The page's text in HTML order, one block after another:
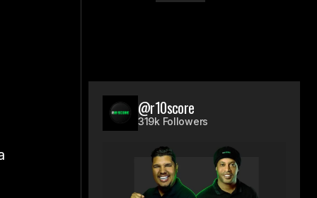
@r10score
319k Followers